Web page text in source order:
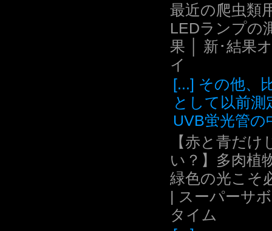
最近の爬虫類
LEDランプの
果 │ 新･結果
イ
[...] その他、
として以前測
UVB蛍光管の
【赤と青だけ
い？】多肉植
緑色の光こそ
| スーパーサ
タイム